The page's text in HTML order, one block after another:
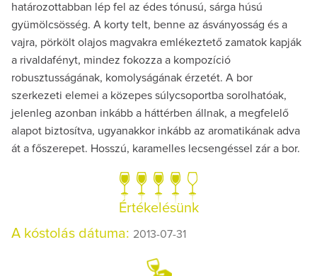
határozottabban lép fel az édes tónusú, sárga húsú
gyümölcsösség. A korty telt, benne az ásványosság és a
vajra, pörkölt olajos magvakra emlékeztető zamatok kapják
a rivaldafényt, mindez fokozza a kompozíció
robusztusságának, komolyságának érzetét. A bor
szerkezeti elemei a közepes súlycsoportba sorolhatóak,
jelenleg azonban inkább a háttérben állnak, a megfelelő
alapot biztosítva, ugyanakkor inkább az aromatikának adva
át a főszerepet. Hosszú, karamelles lecsengéssel zár a bor.
Értékelésünk
A kóstolás dátuma: 2013-07-31